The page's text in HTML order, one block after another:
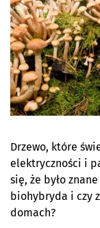
Drzewo, które
elektryczności i
się, że było
biohybryda i czy
domach?